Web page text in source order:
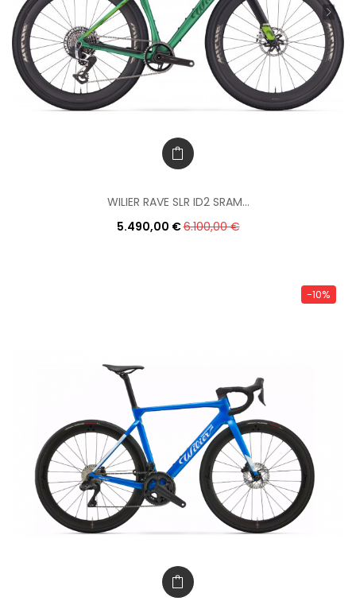
WILIER RAVE SLR ID2 SRAM...
5.490,00 €6.100,00 €
-10%